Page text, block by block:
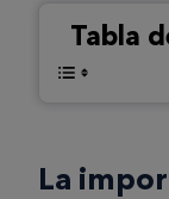
Tabla
La